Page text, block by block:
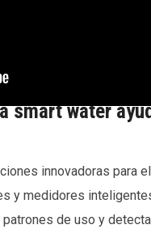
smart water
innovadoras para
y medidores
de uso y